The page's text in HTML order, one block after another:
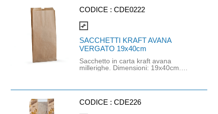
CODICE :CDE0222
compare_arrows
SACCHETTI KRAFT AVANA
VERGATO 19x40cm
Sacchetto in carta kraft avana
millerighe. Dimensioni: 19x40cm.
cartone sono presenti circa 806
CODICE :CDE226